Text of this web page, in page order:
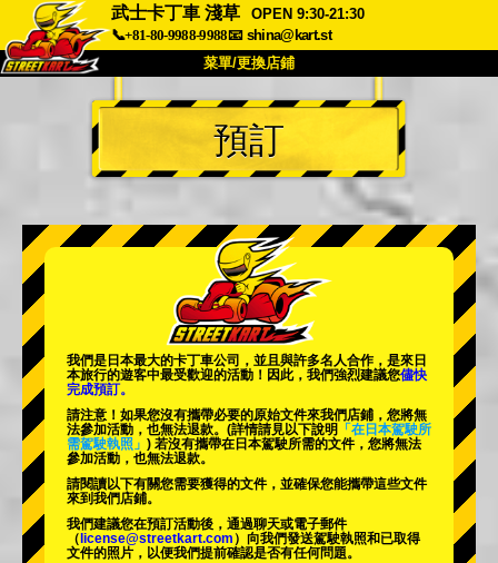
武士卡丁車 淺草
OPEN 9:30-21:30
📞+81-80-9988-9988📧 shina@kart.st
菜單/更換店鋪
首頁
關於我們 規格 價格
公司 預訂
更換店鋪
東京 秋葉原 #2
東京 澀谷分店 東京灣
東京 淺草 大阪
沖繩
預訂
我們是日本最大的卡丁車公司，並且與許多名人合作，是來日
本旅行的遊客中最受歡迎的活動 ！因此，我們強烈建議您儘快
完成預訂。
請注意！如果您沒有攜帶必要的原始文件來我們店鋪，您將無
法參加活動，也無法退款。 (詳情請見以下說明
「在日本駕駛所
需駕駛執照」 ) 若沒有攜帶在日本駕駛所需的文件，您將無法
參加活動，也無法退款。
請閱讀以下有關您需要獲得的文件，並確保您能攜帶這些文件
來到我們店鋪。
我們建議您在預訂活動後，通過聊天或電子郵件
（ license@streetkart.com ）向我們發送駕駛執照和已取得
文件的照片，以便我們提前確認是否有任何問題。